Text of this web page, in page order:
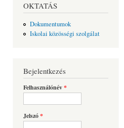
OKTATÁS
Dokumentumok
Iskolai közösségi szolgálat
Bejelentkezés
Felhasználónév*
Jelszó*